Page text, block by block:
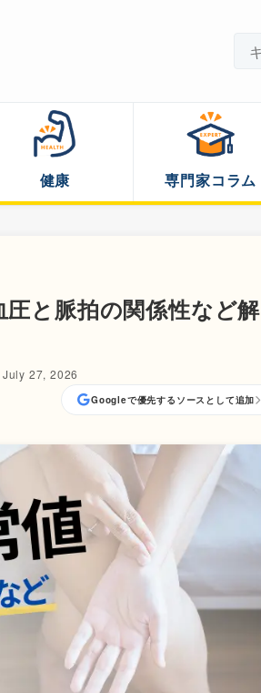
健康 専門家コラム
と脈拍の関係性など解
July 27, 2026
Googleで優先するソースとして追加